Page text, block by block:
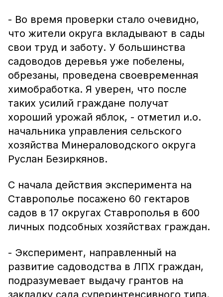
- Во время проверки стало очевидно,
что жители округа вкладывают в сады
свои труд и заботу. У большинства
садоводов деревья уже побелены,
обрезаны, проведена своевременная
химобработка. Я уверен, что после
таких усилий граждане получат
хороший урожай яблок, - отметил и.о.
начальника управления сельского
хозяйства Минераловодского округа
Руслан Безиркянов.
С начала действия эксперимента на
Ставрополье посажено 60 гектаров
садов в 17 округах Ставрополья в 600
личных подсобных хозяйствах граждан.
- Эксперимент, направленный на
развитие садоводства в ЛПХ граждан,
подразумевает выдачу грантов на
закладку сада суперинтенсивного типа.